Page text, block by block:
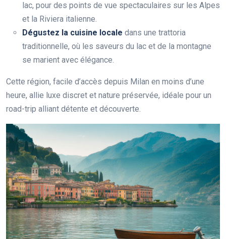
lac, pour des points de vue spectaculaires sur les Alpes
et la Riviera italienne.
Dégustez la cuisine locale dans une trattoria
traditionnelle, où les saveurs du lac et de la montagne
se marient avec élégance.
Cette région, facile d’accès depuis Milan en moins d’une
heure, allie luxe discret et nature préservée, idéale pour un
road-trip alliant détente et découverte.